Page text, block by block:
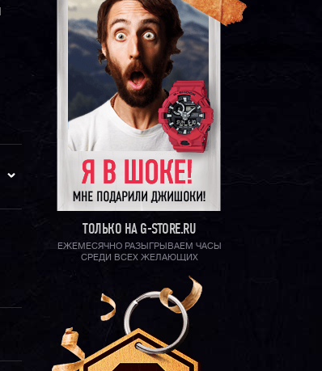
ТОЛЬКО НА G-STORE.RU
ЕЖЕМЕСЯЧНО РАЗЫГРЫВАЕМ ЧАСЫ
СРЕДИ ВСЕХ ЖЕЛАЮЩИХ